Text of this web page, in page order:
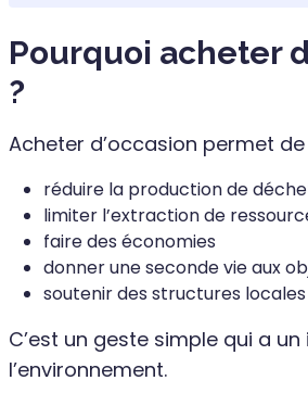
Pourquoi acheter
?
Acheter d’occasion permet de
réduire la production de
limiter l’extraction de
faire des économies
donner une seconde vie aux
soutenir des structures locales
C’est un geste simple qui a
l’environnement.